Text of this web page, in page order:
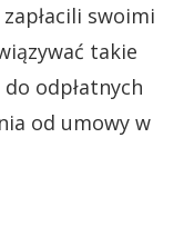
swoimi
takie
odpłatnych
od umowy w